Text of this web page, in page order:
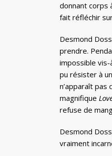
donnant corps
fait réfléchir
Desmond
prendre.
impossible vis-
pu résister à
n’apparaît pas
magnifique
refuse de
Desmond
vraiment